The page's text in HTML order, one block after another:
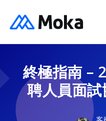
終極指南 –
聘人員面